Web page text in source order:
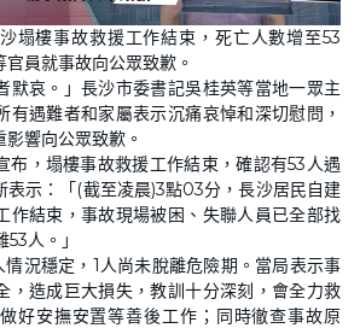
o
a
d
e
d
:
4
6
.
4
1
%
塌樓事故救援工作結束，死亡人數增至53
員就事故向公眾致歉。
默哀。」長沙市委書記吳桂英等當地一眾主
有遇難者和家屬表示沉痛哀悼和深切慰問，
響向公眾致歉。
布，塌樓事故救援工作結束，確認有53人遇
表示：「(截至凌晨)3點03分，長沙居民自建
作結束，事故現場被困、失聯人員已全部找
人。」
況穩定，1人尚未脫離危險期。當局表示事
，造成巨大損失，教訓十分深刻，會全力救
好安撫安置等善後工作；同時徹查事故原